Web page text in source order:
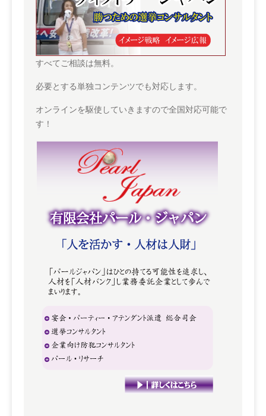
すべてご相談は無料。
必要とする単独コンテンツでも対応します。
オンラインを駆使していきますので全国対応可能で
す！